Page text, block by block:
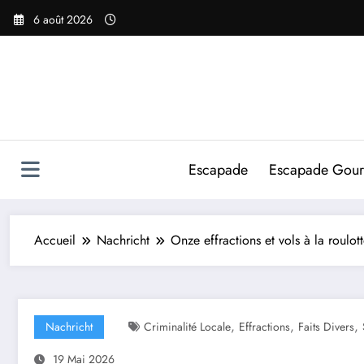
Aller
6 août 2026
Escapade Escapade
Accueil Nachricht Onze effractions et vols à la
Nachricht Criminalité Locale, Effractions, Faits Divers,
19 Mai 2026